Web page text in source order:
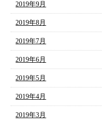
2019年9月
2019年8月
2019年7月
2019年6月
2019年5月
2019年4月
2019年3月